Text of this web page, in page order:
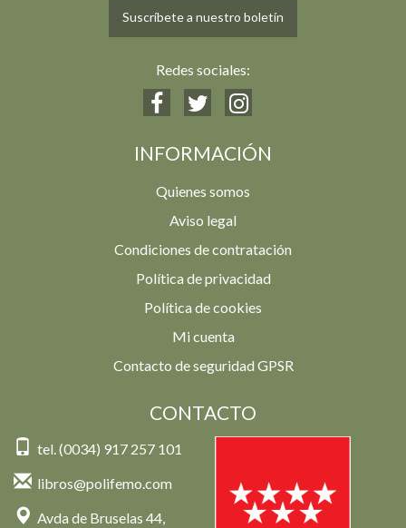
Suscríbete a nuestro boletín
Redes sociales:
INFORMACIÓN
Quienes somos
Aviso legal
Condiciones de contratación
Política de privacidad
Política de cookies
Mi cuenta
Contacto de seguridad GPSR
CONTACTO
tel. (0034) 917 257 101
libros@polifemo.com
Avda de Bruselas 44,